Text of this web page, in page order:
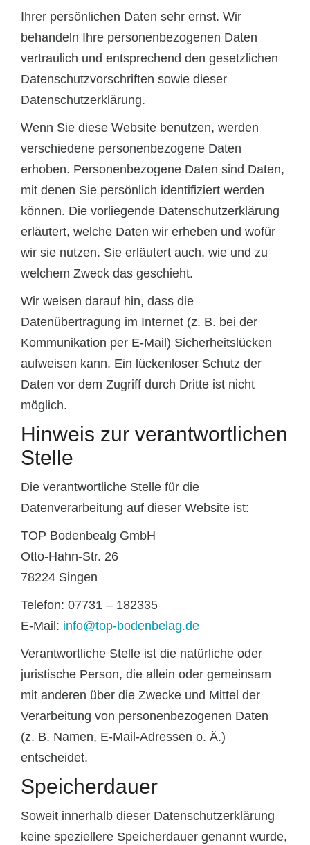
Ihrer persönlichen Daten sehr ernst. Wir
behandeln Ihre personenbezogenen Daten
vertraulich und entsprechend den gesetzlichen
Datenschutzvorschriften sowie dieser
Datenschutzerklärung.
Wenn Sie diese Website benutzen, werden
verschiedene personenbezogene Daten
erhoben. Personenbezogene Daten sind Daten,
mit denen Sie persönlich identifiziert werden
können. Die vorliegende Datenschutzerklärung
erläutert, welche Daten wir erheben und wofür
wir sie nutzen. Sie erläutert auch, wie und zu
welchem Zweck das geschieht.
Wir weisen darauf hin, dass die
Datenübertragung im Internet (z. B. bei der
Kommunikation per E-Mail) Sicherheitslücken
aufweisen kann. Ein lückenloser Schutz der
Daten vor dem Zugriff durch Dritte ist nicht
möglich.
Hinweis zur verantwortlichen
Stelle
Die verantwortliche Stelle für die
Datenverarbeitung auf dieser Website ist:
TOP Bodenbealg GmbH
Otto-Hahn-Str. 26
78224 Singen
Telefon: 07731 – 182335
E-Mail: info@top-bodenbelag.de
Verantwortliche Stelle ist die natürliche oder
juristische Person, die allein oder gemeinsam
mit anderen über die Zwecke und Mittel der
Verarbeitung von personenbezogenen Daten
(z. B. Namen, E-Mail-Adressen o. Ä.)
entscheidet.
Speicherdauer
Soweit innerhalb dieser Datenschutzerklärung
keine speziellere Speicherdauer genannt wurde,